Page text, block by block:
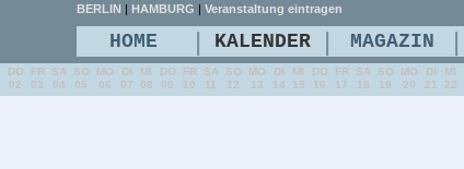
BERLIN | HAMBURG | Veranstaltung eintragen
HOME | KALENDER | MAGAZIN |
DO
02
FR
03
SA
04
SO
05
MO
06
DI
07
MI
08
DO
09
FR
10
SA
11
SO
12
MO
13
DI
14
MI
15
DO
16
FR
17
SA
18
SO
19
MO
20
DI
21
MI
22